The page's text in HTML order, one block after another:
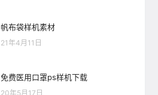
帆布袋样机素材
21年4月11日
免费医用口罩ps样机下载
20年5月17日